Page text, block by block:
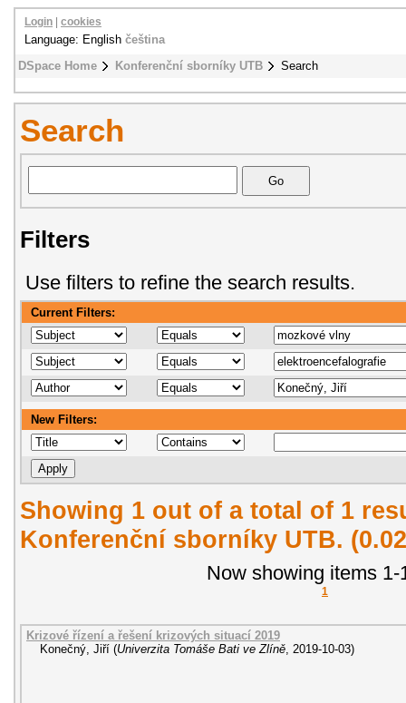
DSpace Home Konferenční sborníky UTB Search
Login cookies
Language: English čeština
Search
Filters
Use filters to refine the search results.
Current Filters:
New Filters:
Showing 1 out of a total of 1
Konferenční sborníky UTB.
Now showing items 1-
1
Krizové řízení a řešení krizových situací 2019
Konečný, Jiří (Univerzita Tomáše Bati ve Zlíně, 2019-10-03)